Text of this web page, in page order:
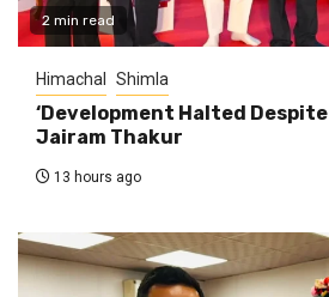
2 min read
Himachal Shimla
‘Development Halted Despite
Jairam Thakur
13 hours ago